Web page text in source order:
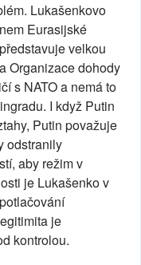
Lukašenkovo
Eurasijské
velkou
Organizace dohody
s NATO a nemá to
I když Putin
Putin považuje
odstranily
aby režim v
je Lukašenko v
je
kontrolou.